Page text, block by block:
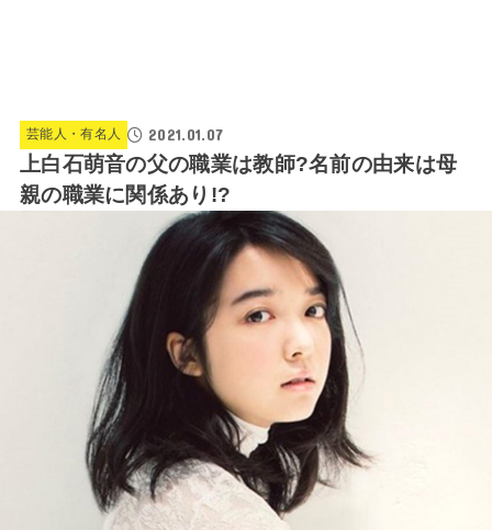
芸能人・有名人 2021.01.07
上白石萌音の父の職業は教師?名前の由来は母
親の職業に関係あり!?